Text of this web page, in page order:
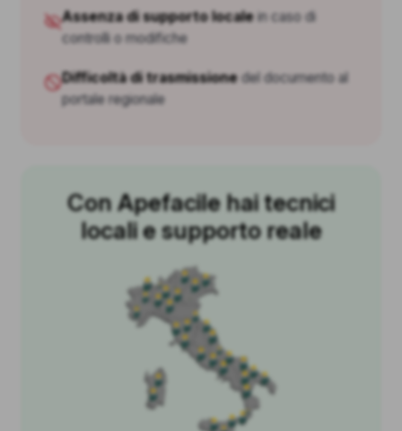
Assenza di supporto localein caso di
controlli o modifiche
Difficoltà di trasmissionedel documento al
portale regionale
Con Apefacile hai tecnici
locali e supporto reale